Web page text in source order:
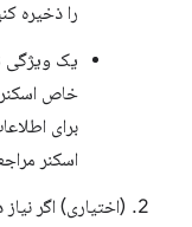
را ذخیره
خاص اسکنر
برای
اسکنر
(اختیاری) اگر